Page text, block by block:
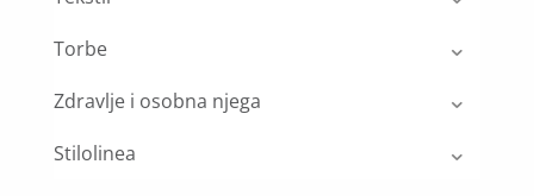
Torbe
Zdravlje i osobna njega
Stilolinea